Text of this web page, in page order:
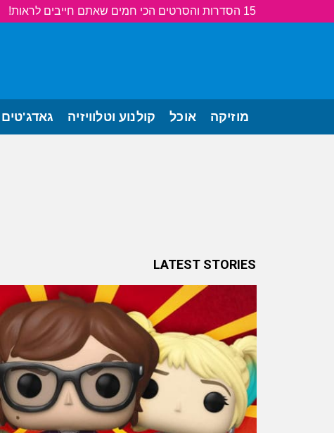
15 הסדרות והסרטים הכי חמים שאתם חייבים לראות!
מוזיקה אוכל קולנוע וטלוויזיה גאדג'טים
LATEST STORIES